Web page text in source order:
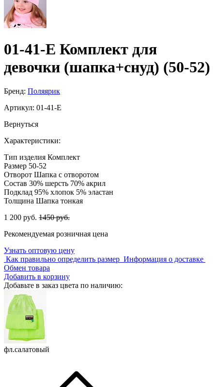
01-41-E Комплект для
девочки (шапка+снуд) (50-52)
Бренд: Поляярик
Артикул: 01-41-E
Вернуться
Характеристики:
Тип изделия Комплект
Размер 50-52
Отворот Шапка с отворотом
Состав 30% шерсть 70% акрил
Подклад 95% хлопок 5% эластан
Толщина Шапка тонкая
1 200 руб. 1450 руб.
Рекомендуемая розничная цена
Узнать оптовую цену
Как правильно определить размер Информация о доставке
Обмен товара
Добавить в корзину
Добавьте в заказ цвета по наличию:
фл.салатовый